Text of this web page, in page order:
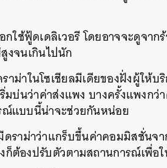
ใช้ฟู้ดเดลิเวอรี โดยอาจจะดูจาก
งจนเกินไปนัก
ม่าในโซเชียลมีเดียของฝั่งผู้ให้บริ
บ่นว่าค่าส่งแพง บางครั้งแพงกว่
ณ์แบบนี้น่าจะช่วยกันหน่อย
ราม่าว่าแกร็บขึ้นค่าคอมมิสชั่นจา
ต้องปรับตัวตามสถานการณ์เพื่อ